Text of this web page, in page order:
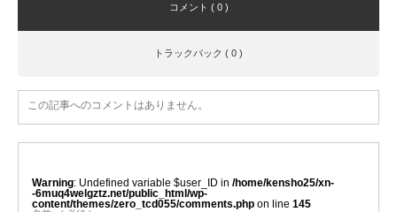
コメント ( 0 )
トラックバック ( 0 )
この記事へのコメントはありません。
Warning : Undefined variable $user_ID in /home/kensho25/xn-
-6muq4welgztz.net/public_html/wp-
content/themes/zero_tcd055/comments.php on line 145